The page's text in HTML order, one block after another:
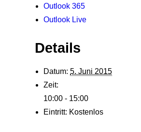
Outlook 365
Outlook Live
Details
Datum: 5. Juni 2015
Zeit:
10:00 - 15:00
Eintritt: Kostenlos